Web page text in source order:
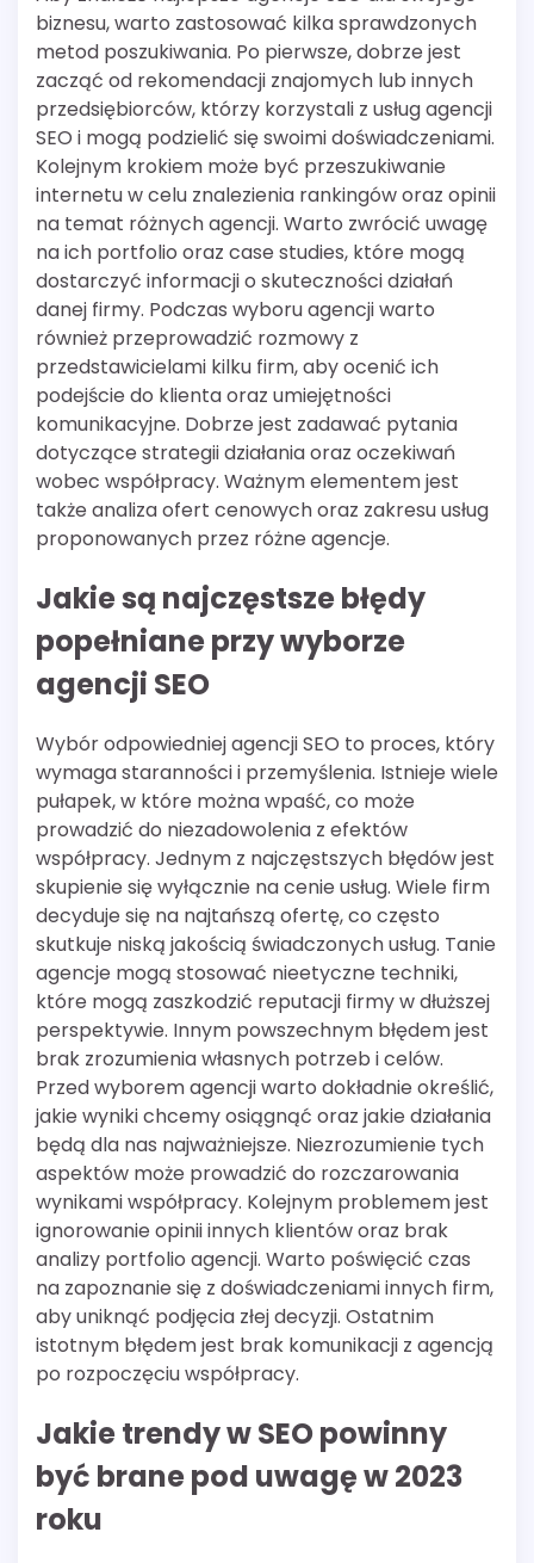
biznesu, warto zastosować kilka sprawdzonych
metod poszukiwania. Po pierwsze, dobrze jest
zacząć od rekomendacji znajomych lub innych
przedsiębiorców, którzy korzystali z usług agencji
SEO i mogą podzielić się swoimi doświadczeniami.
Kolejnym krokiem może być przeszukiwanie
internetu w celu znalezienia rankingów oraz opinii
na temat różnych agencji. Warto zwrócić uwagę
na ich portfolio oraz case studies, które mogą
dostarczyć informacji o skuteczności działań
danej firmy. Podczas wyboru agencji warto
również przeprowadzić rozmowy z
przedstawicielami kilku firm, aby ocenić ich
podejście do klienta oraz umiejętności
komunikacyjne. Dobrze jest zadawać pytania
dotyczące strategii działania oraz oczekiwań
wobec współpracy. Ważnym elementem jest
także analiza ofert cenowych oraz zakresu usług
proponowanych przez różne agencje.
Jakie są najczęstsze błędy
popełniane przy wyborze
agencji SEO
Wybór odpowiedniej agencji SEO to proces, który
wymaga staranności i przemyślenia. Istnieje wiele
pułapek, w które można wpaść, co może
prowadzić do niezadowolenia z efektów
współpracy. Jednym z najczęstszych błędów jest
skupienie się wyłącznie na cenie usług. Wiele firm
decyduje się na najtańszą ofertę, co często
skutkuje niską jakością świadczonych usług. Tanie
agencje mogą stosować nieetyczne techniki,
które mogą zaszkodzić reputacji firmy w dłuższej
perspektywie. Innym powszechnym błędem jest
brak zrozumienia własnych potrzeb i celów.
Przed wyborem agencji warto dokładnie określić,
jakie wyniki chcemy osiągnąć oraz jakie działania
będą dla nas najważniejsze. Niezrozumienie tych
aspektów może prowadzić do rozczarowania
wynikami współpracy. Kolejnym problemem jest
ignorowanie opinii innych klientów oraz brak
analizy portfolio agencji. Warto poświęcić czas
na zapoznanie się z doświadczeniami innych firm,
aby uniknąć podjęcia złej decyzji. Ostatnim
istotnym błędem jest brak komunikacji z agencją
po rozpoczęciu współpracy.
Jakie trendy w SEO powinny
być brane pod uwagę w 2023
roku